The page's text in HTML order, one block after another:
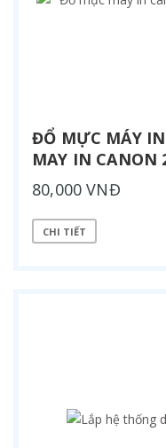
ĐỔ MỰC MÁY
MAY IN CANON
80,000 VNĐ
CHI TIẾT